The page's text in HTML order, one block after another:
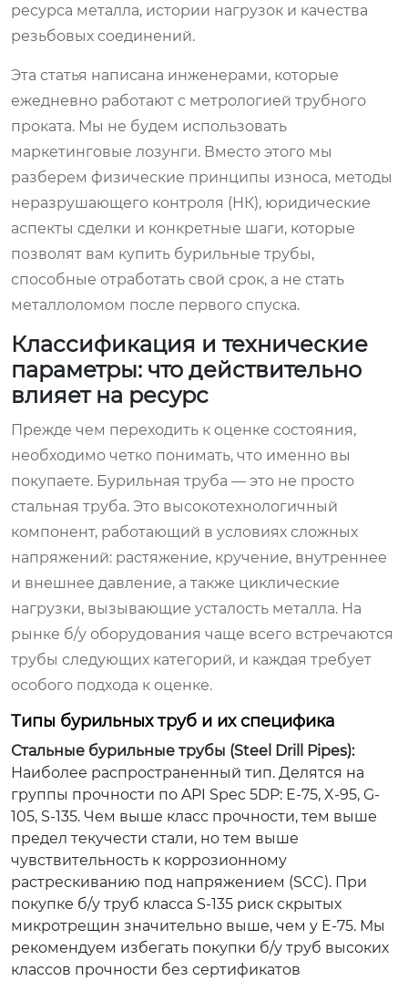
ресурса металла, истории нагрузок и качества
резьбовых соединений.
Эта статья написана инженерами, которые
ежедневно работают с метрологией трубного
проката. Мы не будем использовать
маркетинговые лозунги. Вместо этого мы
разберем физические принципы износа, методы
неразрушающего контроля (НК), юридические
аспекты сделки и конкретные шаги, которые
позволят вам купить бурильные трубы,
способные отработать свой срок, а не стать
металлоломом после первого спуска.
Классификация и технические
параметры: что действительно
влияет на ресурс
Прежде чем переходить к оценке состояния,
необходимо четко понимать, что именно вы
покупаете. Бурильная труба — это не просто
стальная труба. Это высокотехнологичный
компонент, работающий в условиях сложных
напряжений: растяжение, кручение, внутреннее
и внешнее давление, а также циклические
нагрузки, вызывающие усталость металла. На
рынке б/у оборудования чаще всего встречаются
трубы следующих категорий, и каждая требует
особого подхода к оценке.
Типы бурильных труб и их специфика
Стальные бурильные трубы (Steel Drill Pipes):
Наиболее распространенный тип. Делятся на
группы прочности по API Spec 5DP: E-75, X-95, G-
105, S-135. Чем выше класс прочности, тем выше
предел текучести стали, но тем выше
чувствительность к коррозионному
растрескиванию под напряжением (SCC). При
покупке б/у труб класса S-135 риск скрытых
микротрещин значительно выше, чем у E-75. Мы
рекомендуем избегать покупки б/у труб высоких
классов прочности без сертификатов